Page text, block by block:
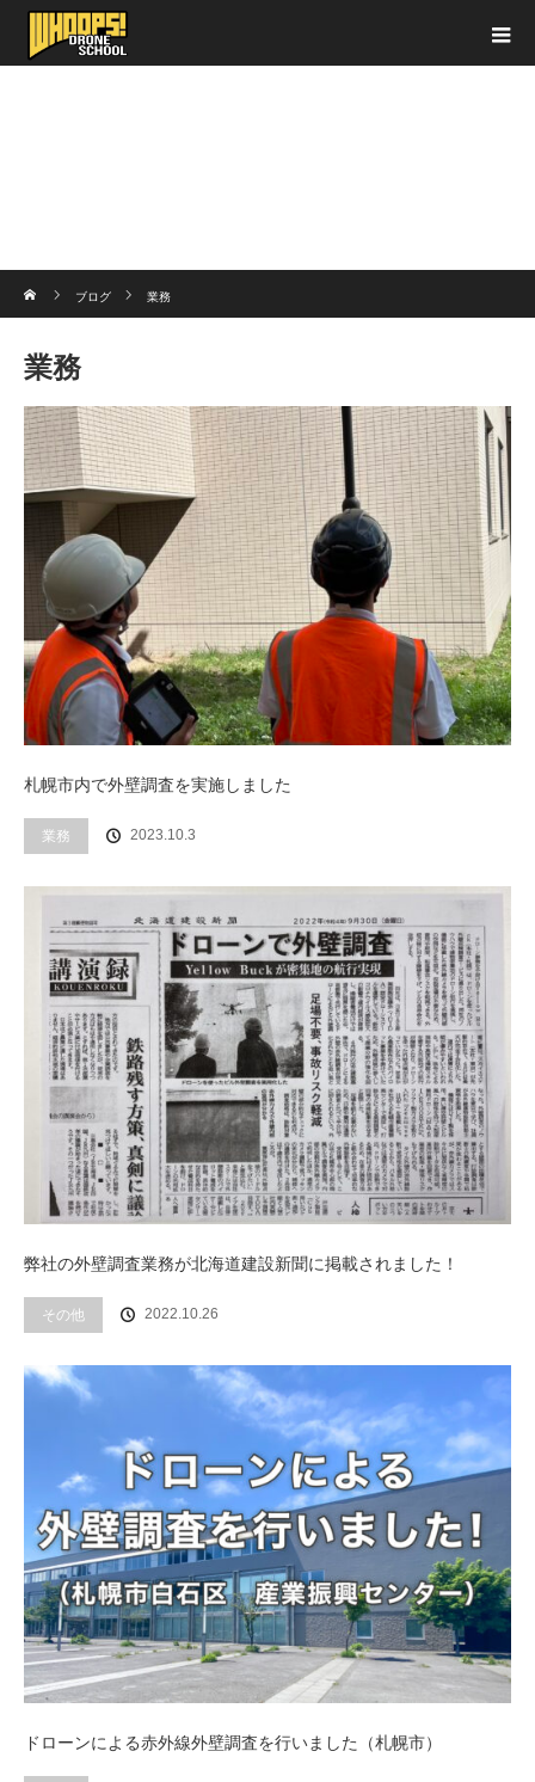
ブログ
業務
業務
札幌市内で外壁調査を実施しました
業務 2023.10.3
弊社の外壁調査業務が北海道建設新聞に掲載されました！
その他 2022.10.26
ドローンによる赤外線外壁調査を行いました（札幌市）